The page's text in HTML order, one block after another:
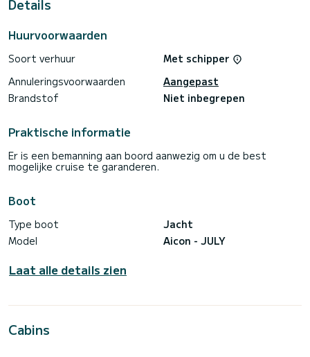
Details
Huurvoorwaarden
Soort verhuur
Met schipper
Annuleringsvoorwaarden
Aangepast
Brandstof
Niet inbegrepen
Praktische informatie
Er is een bemanning aan boord aanwezig om u de best
mogelijke cruise te garanderen.
Boot
Type boot
Jacht
Model
Aicon - JULY
Laat alle details zien
Cabins